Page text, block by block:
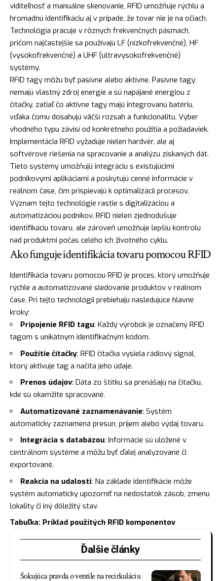
viditeľnosť a manuálne skenovanie, RFID umožňuje rýchlu a
hromadnú identifikáciu aj v prípade, že tovar nie je na očiach.
Technológia pracuje v rôznych frekvenčných pásmach,
pričom najčastejšie sa používajú LF (nízkofrekvenčné), HF
(vysokofrekvenčné) a UHF (ultravysokofrekvenčné)
systémy.
RFID tagy môžu byť pasívne alebo aktívne. Pasívne tagy
nemajú vlastný zdroj energie a sú napájané energiou z
čítačky, zatiaľ čo aktívne tagy majú integrovanú batériu,
vďaka čomu dosahujú väčší rozsah a funkcionalitu. Výber
vhodného typu závisí od konkrétneho použitia a požiadaviek.
Implementácia RFID vyžaduje nielen hardvér, ale aj
softvérové riešenia na spracovanie a analýzu získaných dát.
Tieto systémy umožňujú integráciu s existujúcimi
podnikovými aplikáciami a poskytujú cenné informácie v
reálnom čase, čím prispievajú k optimalizácii procesov.
Význam tejto technológie rastie s digitalizáciou a
automatizáciou podnikov. RFID nielen zjednodušuje
identifikáciu tovaru, ale zároveň umožňuje lepšiu kontrolu
nad produktmi počas celého ich životného cyklu.
Ako funguje identifikácia tovaru pomocou RFID
Identifikácia tovaru pomocou RFID je proces, ktorý umožňuje
rýchle a automatizované sledovanie produktov v reálnom
čase. Pri tejto technológii prebiehajú nasledujúce hlavné
kroky:
Pripojenie RFID tagu: Každý výrobok je označený RFID
tagom s unikátnym identifikačným kódom.
Použitie čítačky: RFID čítačka vysiela rádiový signál,
ktorý aktivuje tag a načíta jeho údaje.
Prenos údajov: Dáta zo štítku sa prenášajú na čítačku,
kde sú okamžite spracované.
Automatizované zaznamenávanie: Systém
automaticky zaznamená presun, príjem alebo výdaj tovaru.
Integrácia s databázou: Informácie sú uložené v
centrálnom systéme a môžu byť ďalej analyzované či
exportované.
Reakcia na udalosti: Na základe identifikácie môže
systém automaticky upozorniť na nedostatok zásob, zmenu
lokality či iný dôležitý stav.
Tabuľka: Príklad použitých RFID komponentov
Ďalšie články
Šokujúca pravda o ventile na recirkuláciu